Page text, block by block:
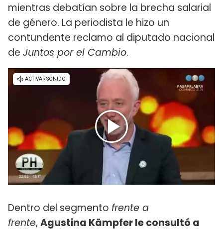
mientras debatían sobre la brecha salarial
de género. La periodista le hizo un
contundente reclamo al diputado nacional
de Juntos por el Cambio.
Dentro del segmento frente a
frente, Agustina Kämpfer le consultó a